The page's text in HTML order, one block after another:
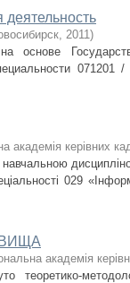
, 2011)
основе
071201
академія керівних
навчальною
029
академія
теоретико-